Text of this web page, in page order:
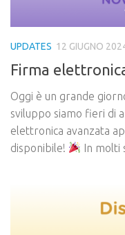
UPDATES 12 GIUGNO
Firma
Oggi è un grande
sviluppo siamo fieri di
elettronica avanzata
disponibile!
In molti